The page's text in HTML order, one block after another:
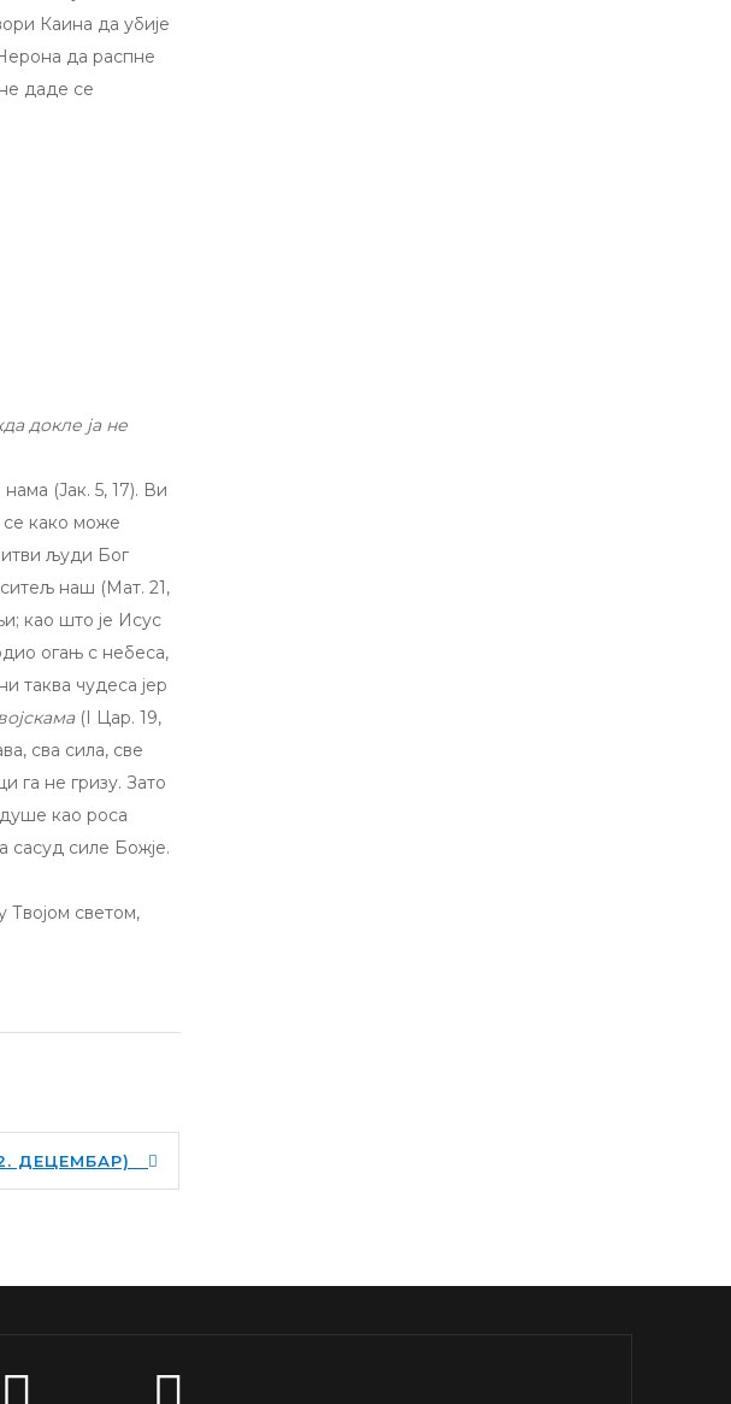
Каина да убије
да распне
даде се
докле ја не
(Јак. 5, 17). Ви
се како може
људи Бог
наш (Мат. 21,
као што је Исус
огањ с небеса,
таква чудеса јер
(I Цар. 19,
сва сила, све
га не гризу. Зато
као роса
сасуд силе Божје.
светом,
ДЕЦЕМБАР)